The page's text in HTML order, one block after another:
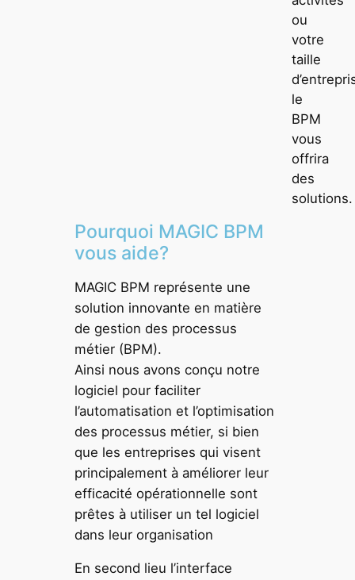
ou
votre
taille
le
BPM
vous
offrira
des
solutions.
Pourquoi MAGIC BPM
vous aide?
MAGIC BPM représente une
solution innovante en matière
de gestion des processus
métier (BPM).
Ainsi nous avons conçu notre
logiciel pour faciliter
l’automatisation et l’optimisation
des processus métier, si bien
que les entreprises qui visent
principalement à améliorer leur
efficacité opérationnelle sont
prêtes à utiliser un tel logiciel
dans leur organisation
En second lieu l’interface